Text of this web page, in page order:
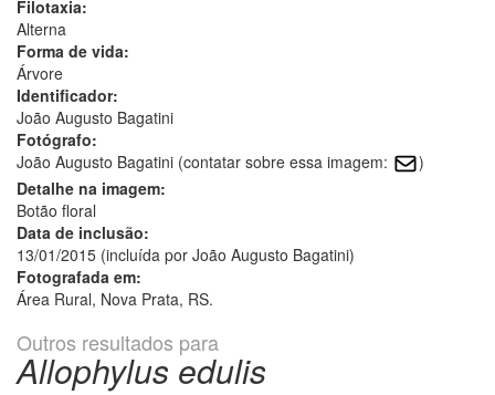
Filotaxia:
Alterna
Forma de vida:
Árvore
Identificador:
João Augusto Bagatini
Fotógrafo:
João Augusto Bagatini (contatar sobre essa imagem:
)
Detalhe na imagem:
Botão floral
Data de inclusão:
13/01/2015 (incluída por João Augusto Bagatini)
Fotografada em:
Área Rural, Nova Prata, RS.
Outros resultados para
Allophylus edulis